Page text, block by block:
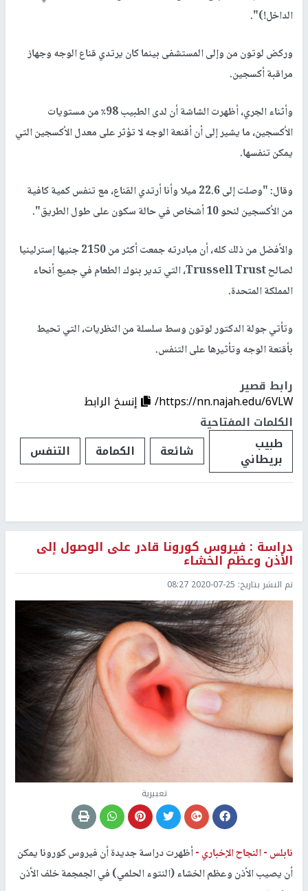
الداخل!)".
وركض لوتون من وإلى المستشفى بينما كان يرتدي قناع الوجه وجهاز
مراقبة أكسجين.
وأثناء الجري، أظهرت الشاشة أن لدى الطبيب 98٪ من مستويات
الأكسجين، ما يشير إلى أن أقنعة الوجه لا تؤثر على معدل الأكسجين التي
يمكن تنفسها.
وقال: "وصلت إلى 22.6 ميلا وأنا أرتدي القناع، مع تنفس كمية كافية
من الأكسجين لنحو 10 أشخاص في حالة سكون على طول الطريق".
والأفضل من ذلك كله، أن مبادرته جمعت أكثر من 2150 جنيها إسترلينيا
لصالح Trussell Trust، التي تدير بنوك الطعام في جميع أنحاء
المملكة المتحدة.
وتأتي جولة الدكتور لوتون وسط سلسلة من النظريات، التي تحيط
بأقنعة الوجه وتأثيرها على التنفس.
رابط قصير
https://nn.najah.edu/6VLW/
إنسخ الرابط
الكلمات المفتاحية
طبيب
بريطاني شائعة الكمامة التنفس
دراسة : فيروس كورونا قادر على الوصول إلى
الأذن وعظم الخشاء
تم النشر بتاريخ: 2020-07-25 08:27
تعبيرية
نابلس -النجاح الإخباري -أظهرت دراسة جديدة أن فيروس كورونا يمكن
أن يصيب الأذن وعظم الخشاء (النتوء الحلمي) في الجمجمة خلف الأذن